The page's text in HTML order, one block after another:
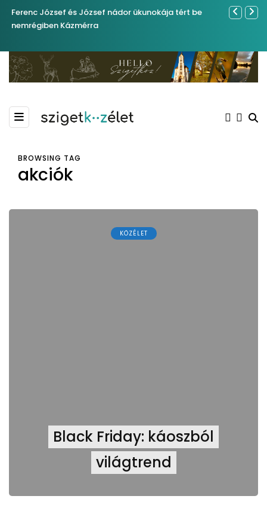
Ferenc József és József nádor ükunokája tért be
nemrégiben Kázmérra
Év
BROWSING TAG
akciók
KÖZÉLET
Black Friday: káoszból
világtrend